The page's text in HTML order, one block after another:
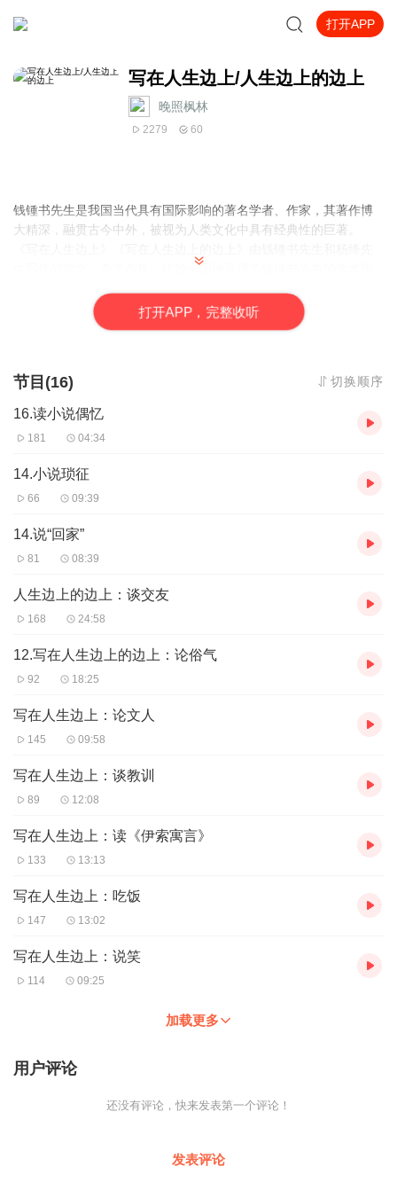
打开APP
写在人生边上/人生边上的边上
晚照枫林
2279 60
钱锺书先生是我国当代具有国际影响的著名学者、作家，其著作博
大精深，融贯古今中外，被视为人类文化中具有经典性的巨著。
生写作的散文、杂文合集，比较全面地呈现了钱锺书先生的学术思
打开APP，完整收听
节目(16) 切换顺序
16.读小说偶忆
181 04:34
14.小说琐征
66 09:39
14.说“回家”
81 08:39
人生边上的边上：谈交友
168 24:58
12.写在人生边上的边上：论俗气
92 18:25
写在人生边上：论文人
145 09:58
写在人生边上：谈教训
89 12:08
写在人生边上：读《伊索寓言》
133 13:13
写在人生边上：吃饭
147 13:02
写在人生边上：说笑
114 09:25
加载更多
用户评论
还没有评论，快来发表第一个评论！
发表评论